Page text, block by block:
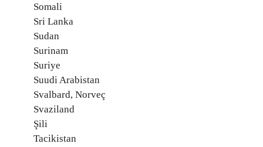
Somali
Sri Lanka
Sudan
Surinam
Suriye
Suudi Arabistan
Svalbard, Norveç
Svaziland
Şili
Tacikistan